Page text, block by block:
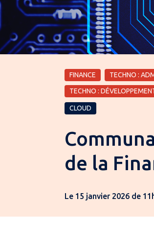
FINANCE TECHNO :
TECHNO :
CLOUD
de la
Le 15 janvier 2026 de